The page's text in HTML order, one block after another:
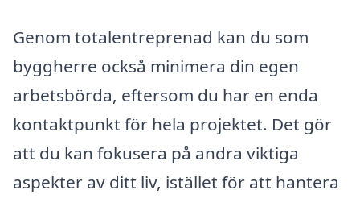
Genom totalentreprenad kan du som
byggherre också minimera din egen
arbetsbörda, eftersom du har en enda
kontaktpunkt för hela projektet. Det gör
att du kan fokusera på andra viktiga
aspekter av ditt liv, istället för att hantera